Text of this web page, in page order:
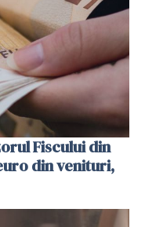
Fiscului din
din venituri,